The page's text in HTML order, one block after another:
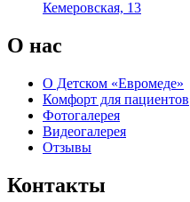
Кемеровская, 13
О нас
О Детском «Евромеде»
Комфорт для пациентов
Фотогалерея
Видеогалерея
Отзывы
Контакты